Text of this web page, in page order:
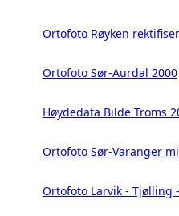
Ortofoto Røyken
Ortofoto Sør-Aurdal 2000
Høydedata Bilde Troms
Ortofoto Sør-Varanger
Ortofoto Larvik - Tjølling